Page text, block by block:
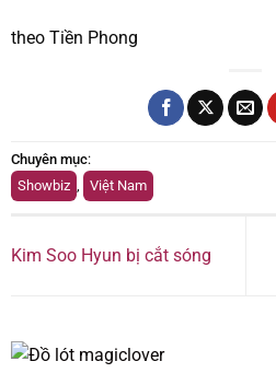
theo Tiền Phong
Chuyên mục:
Showbiz
Việt Nam
Kim Soo Hyun bị cắt sóng